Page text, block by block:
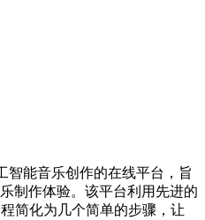
智能音乐创作的在线平台，旨
制作体验。该平台利用先进的
简化为几个简单的步骤，让